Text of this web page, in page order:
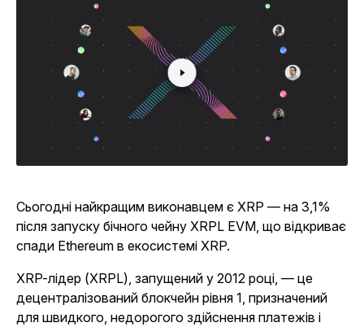
Сьогодні найкращим виконавцем є XRP — на 3,1%
після запуску бічного чейну XRPL EVM, що відкриває
спади Ethereum в екосистемі XRP.
XRP-лідер (XRPL), запущений у 2012 році, — це
децентралізований блокчейн рівня 1, призначений
для швидкого, недорогого здійснення платежів і